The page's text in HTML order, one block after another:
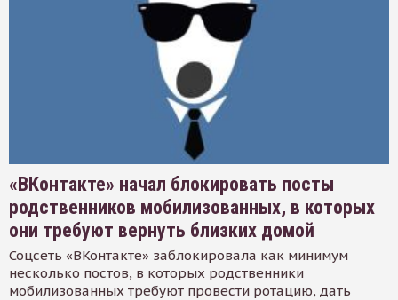
«ВКонтакте» начал блокировать посты
родственников мобилизованных, в которых
они требуют вернуть близких домой
Соцсеть «ВКонтакте» заблокировала как минимум
несколько постов, в которых родственники
мобилизованных требуют провести ротацию, дать